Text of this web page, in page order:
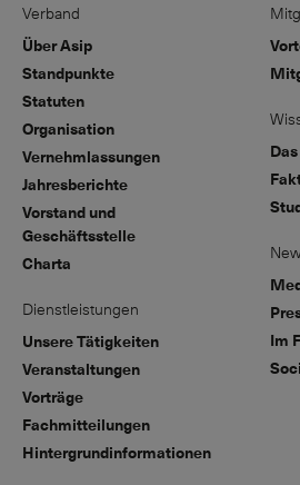
Verband
Über Asip
Standpunkte
Statuten
Organisation
Vernehmlassungen
Jahresberichte
Vorstand und
Geschäftsstelle
Charta
Dienstleistungen
Unsere Tätigkeiten
Veranstaltungen
Vorträge
Fachmitteilungen
Hintergrundinformationen
Im